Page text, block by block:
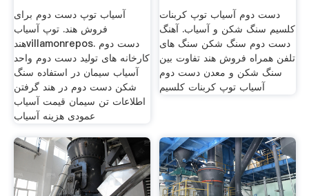
آسیاب توپ دست دوم برای
فروش هند. توپ آسیاب
هندvillamonrepos. دست دوم
کارخانه های تولید دست دوم واحد
آسیاب سیمان در استفاده سنگ
شکن دست دوم در هند گرفتن
اطلاعات تن سیمان قیمت آسیاب
عمودی هزینه آسیاب
دست دوم آسیاب توپ کربنات
کلسیم سنگ شکن و آسیاب. آهنگ
دست دوم سنگ شکن سنگ های
تلفن همراه فروش هند تفاوت بین
سنگ شکن و معدن دست دوم
آسیاب توپ کربنات کلسیم